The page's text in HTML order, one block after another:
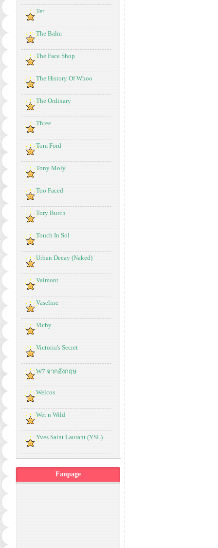
Ter
The Balm
The Face Shop
The History Of Whoo
The Ordinary
Three
Tom Ford
Tony Moly
Too Faced
Tory Burch
Touch In Sol
Urban Decay (Naked)
Valmont
Vaseline
Vichy
Victoria's Secret
W7 จากอังกฤษ
Welcos
Wet n Wild
Yves Saint Laurant (YSL)
Fanpage